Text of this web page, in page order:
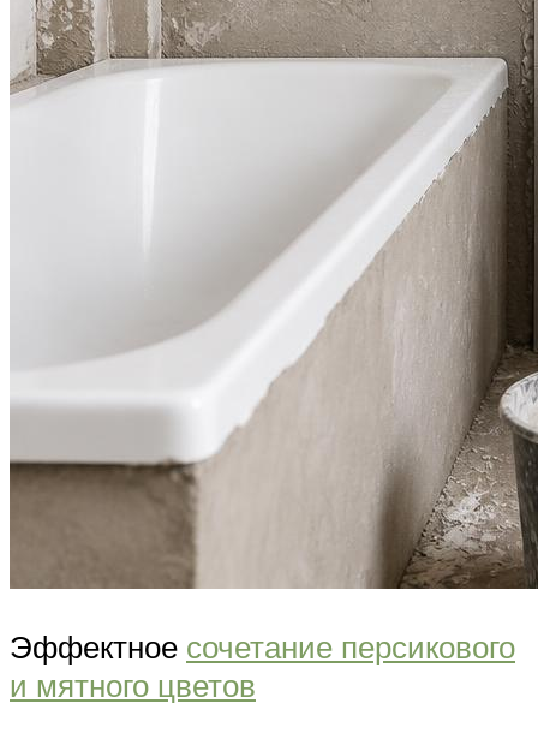
Эффектное сочетание персикового
и мятного цветов